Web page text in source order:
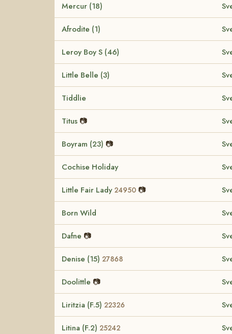
Mercur (18)
Afrodite (1)
Leroy Boy S (46)
Little Belle (3)
Tiddlie
Titus 📷
Boyram (23) 📷
Cochise Holiday
Little Fair Lady 24950 📷
Born Wild
Dafne 📷
Denise (15) 27868
Doolittle 📷
Liritzia (F.5) 22326
Litina (F.2) 25242